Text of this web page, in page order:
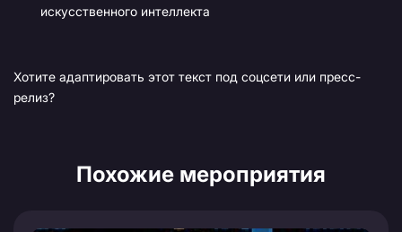
искусственного интеллекта
Хотите адаптировать этот текст под соцсети или пресс-
релиз?
Похожие мероприятия